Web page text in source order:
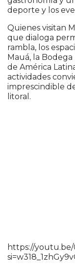
deporte y los
Quienes visitan
que dialoga
rambla, los
Mauá, la
de América
actividades
imprescindible
litoral.
https://youtu.be/